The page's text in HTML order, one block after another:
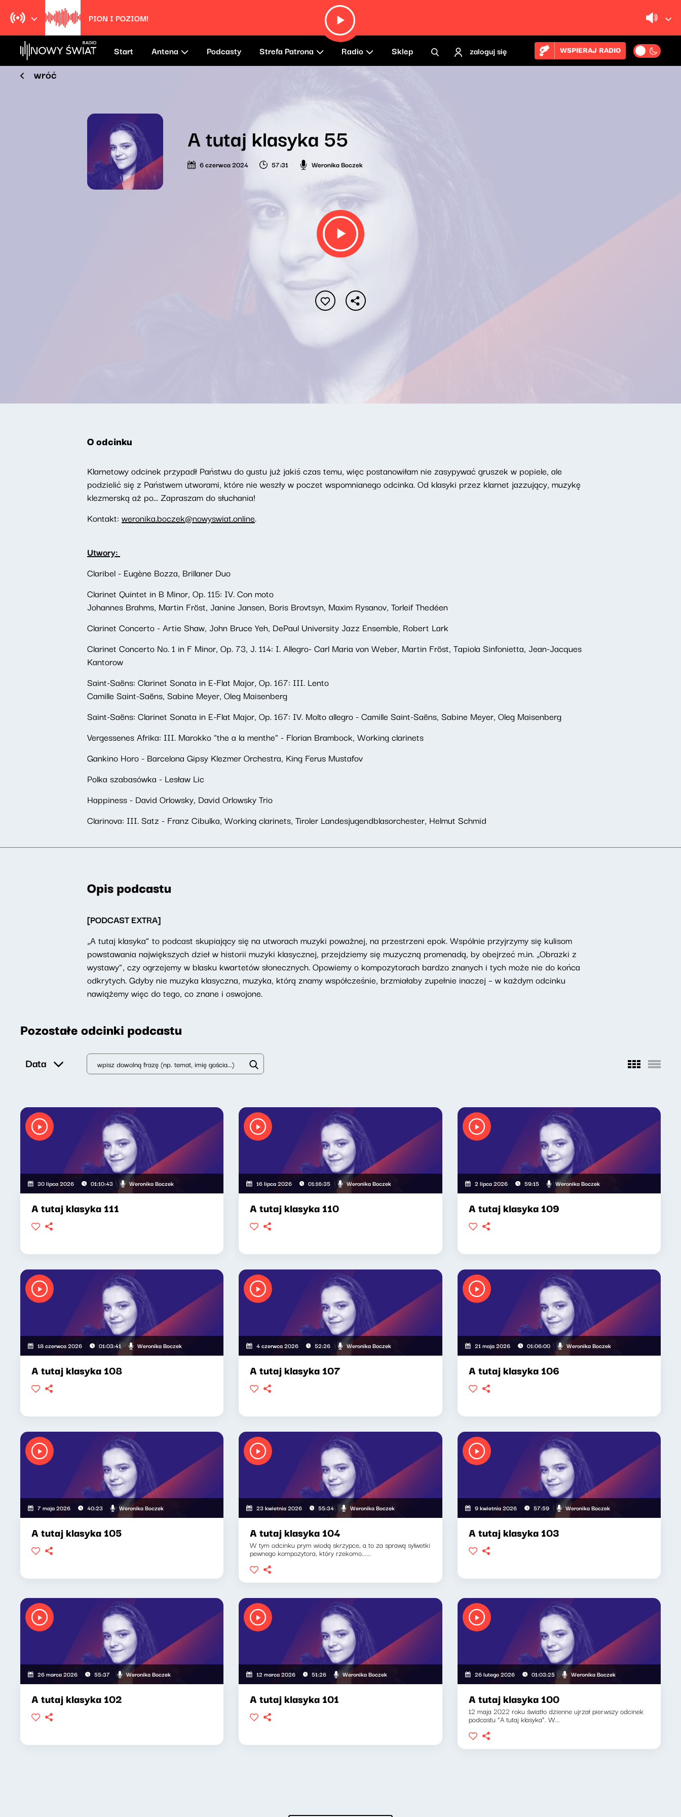
PION I POZIOM!
Start Antena Podcasty Strefa Patrona Radio Sklep zaloguj się WSPIERAJ RADIO
wróć
A tutaj klasyka 55
6 czerwca 2024 57:31 Weronika Boczek
O odcinku
Klarnetowy odcinek przypadł Państwu do gustu już jakiś czas temu, więc postanowiłam nie zasypywać gruszek w popiele, ale
podzielić się z Państwem utworami, które nie weszły w poczet wspomnianego odcinka. Od klasyki przez klarnet jazzujący, muzykę
klezmerską aż po... Zapraszam do słuchania!
Kontakt: weronika.boczek@nowyswiat.online.
Utwory:
Claribel - Eugène Bozza, Brillaner Duo
Clarinet Quintet in B Minor, Op. 115: IV. Con moto
Johannes Brahms, Martin Fröst, Janine Jansen, Boris Brovtsyn, Maxim Rysanov, Torleif Thedéen
Clarinet Concerto - Artie Shaw, John Bruce Yeh, DePaul University Jazz Ensemble, Robert Lark
Clarinet Concerto No. 1 in F Minor, Op. 73, J. 114: I. Allegro- Carl Maria von Weber, Martin Fröst, Tapiola Sinfonietta, Jean-Jacques
Kantorow
Saint-Saëns: Clarinet Sonata in E-Flat Major, Op. 167: III. Lento
Camille Saint-Saëns, Sabine Meyer, Oleg Maisenberg
Saint-Saëns: Clarinet Sonata in E-Flat Major, Op. 167: IV. Molto allegro - Camille Saint-Saëns, Sabine Meyer, Oleg Maisenberg
Vergessenes Afrika: III. Marokko "the a la menthe" - Florian Brambock, Working clarinets
Gankino Horo - Barcelona Gipsy Klezmer Orchestra, King Ferus Mustafov
Polka szabasówka - Lesław Lic
Happiness - David Orlowsky, David Orlowsky Trio
Clarinova: III. Satz - Franz Cibulka, Working clarinets, Tiroler Landesjugendblasorchester, Helmut Schmid
Opis podcastu
[PODCAST EXTRA]
„A tutaj klasyka” to podcast skupiający się na utworach muzyki poważnej, na przestrzeni epok. Wspólnie przyjrzymy się kulisom
powstawania największych dzieł w historii muzyki klasycznej, przejdziemy się muzyczną promenadą, by obejrzeć m.in. „Obrazki z
wystawy”, czy ogrzejemy w blasku kwartetów słonecznych. Opowiemy o kompozytorach bardzo znanych i tych może nie do końca
odkrytych. Gdyby nie muzyka klasyczna, muzyka, którą znamy współcześnie, brzmiałaby zupełnie inaczej – w każdym odcinku
nawiążemy więc do tego, co znane i oswojone.
Pozostałe odcinki podcastu
Data
30 lipca 2026 01:10:43 Weronika Boczek
A tutaj klasyka 111
16 lipca 2026 01:16:35 Weronika Boczek
A tutaj klasyka 110
2 lipca 2026 59:15 Weronika Boczek
A tutaj klasyka 109
18 czerwca 2026 01:03:41 Weronika Boczek
A tutaj klasyka 108
4 czerwca 2026 52:26 Weronika Boczek
A tutaj klasyka 107
21 maja 2026 01:06:00 Weronika Boczek
A tutaj klasyka 106
7 maja 2026 40:23 Weronika Boczek
A tutaj klasyka 105
23 kwietnia 2026 55:34 Weronika Boczek
A tutaj klasyka 104
W tym odcinku prym wiodą skrzypce, a to za sprawą sylwetki
pewnego kompozytora, który rzekomo......
9 kwietnia 2026 57:59 Weronika Boczek
A tutaj klasyka 103
26 marca 2026 55:37 Weronika Boczek
A tutaj klasyka 102
12 marca 2026 51:26 Weronika Boczek
A tutaj klasyka 101
26 lutego 2026 01:03:25 Weronika Boczek
A tutaj klasyka 100
12 maja 2022 roku światło dzienne ujrzał pierwszy odcinek
podcastu “A tutaj klasyka”. W...